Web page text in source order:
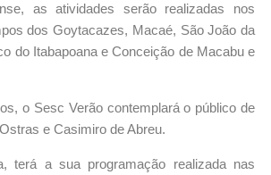
as atividades serão realizadas nos
dos Goytacazes, Macaé, São João da
do Itabapoana e Conceição de Macabu e
o Sesc Verão contemplará o público de
e Casimiro de Abreu.
terá a sua programação realizada nas